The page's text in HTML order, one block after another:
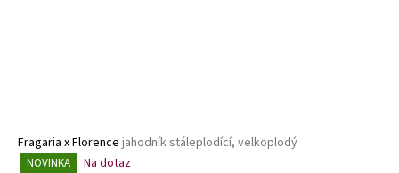
Fragaria x Florence jahodník stáleplodící, velkoplodý
NOVINKA Na dotaz